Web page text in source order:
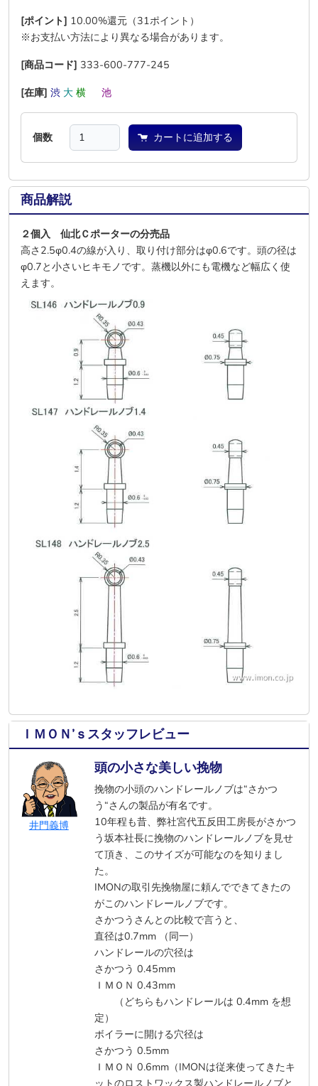
[ポイント] 10.00%還元（31ポイント）
※お支払い方法により異なる場合があります。
[商品コード] 333-600-777-245
[在庫] 渋 大 横 池
個数 カートに追加する
商品解説
２個入 仙北Ｃポーターの分売品
高さ2.5φ0.4の線が入り、取り付け部分はφ0.6です。頭の径は
φ0.7と小さいヒキモノです。蒸機以外にも電機など幅広く使
えます。
ＩＭＯＮ’ｓスタッフレビュー
井門義博
頭の小さな美しい挽物
挽物の小頭のハンドレールノブは“さかつ
う“さんの製品が有名です。
10年程も昔、弊社宮代五反田工房長がさかつ
う坂本社長に挽物のハンドレールノブを見せ
て頂き、このサイズが可能なのを知りまし
た。
IMONの取引先挽物屋に頼んでできてきたの
がこのハンドレールノブです。
さかつうさんとの比較で言うと、
直径は0.7mm （同一）
ハンドレールの穴径は
さかつう 0.45mm
ＩＭＯＮ 0.43mm
（どちらもハンドレールは 0.4mm を想
定）
ボイラーに開ける穴径は
さかつう 0.5mm
ＩＭＯＮ 0.6mm（IMONは従来使ってきたキ